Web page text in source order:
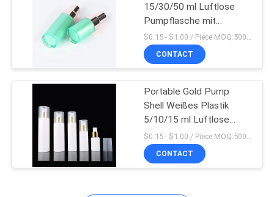
Leeren Sie Rolle auf
Flasche
15/30/50 ml Luftlose
Pumpflasche mit
doppelter
Körpergestaltung
$0.15 - $1.00 / Piece MOQ:5000 PC
CONTACT
Portable Gold Pump
Shell Weißes Plastik
5/10/15 ml Luftlose
Flasche
$0.15 - $1.00 / Piece MOQ:5000 PC
CONTACT